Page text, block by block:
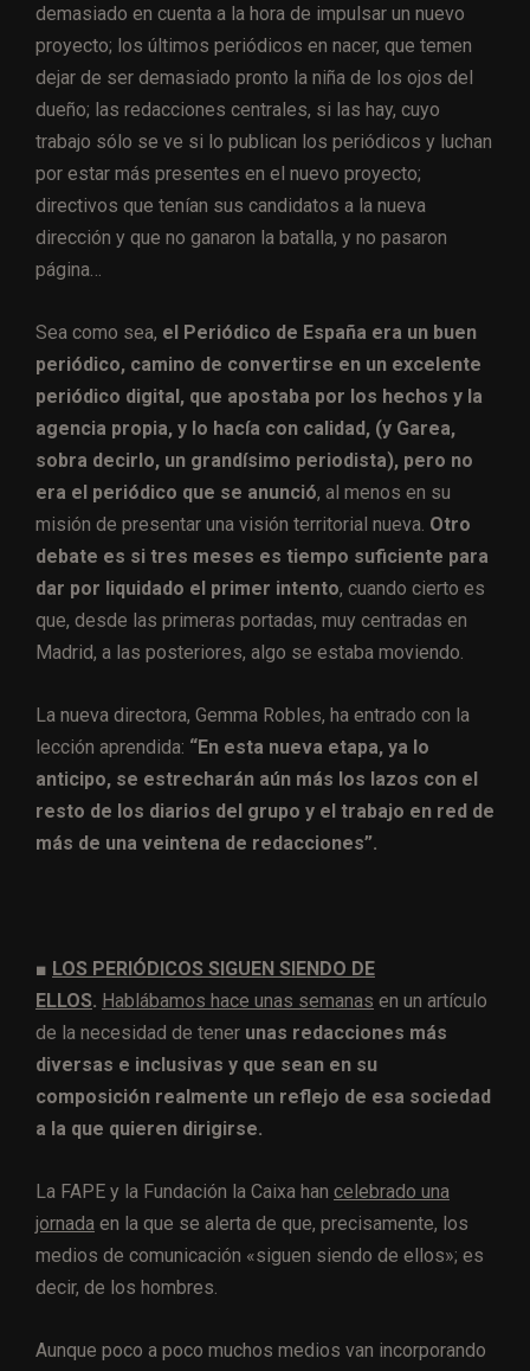
demasiado en cuenta a la hora de impulsar un nuevo
proyecto; los últimos periódicos en nacer, que temen
dejar de ser demasiado pronto la niña de los ojos del
dueño; las redacciones centrales, si las hay, cuyo
trabajo sólo se ve si lo publican los periódicos y luchan
por estar más presentes en el nuevo proyecto;
directivos que tenían sus candidatos a la nueva
dirección y que no ganaron la batalla, y no pasaron
página…
Sea como sea, el Periódico de España era un buen
periódico, camino de convertirse en un excelente
periódico digital, que apostaba por los hechos y la
agencia propia, y lo hacía con calidad, (y Garea,
sobra decirlo, un grandísimo periodista), pero no
era el periódico que se anunció, al menos en su
misión de presentar una visión territorial nueva. Otro
debate es si tres meses es tiempo suficiente para
dar por liquidado el primer intento, cuando cierto es
que, desde las primeras portadas, muy centradas en
Madrid, a las posteriores, algo se estaba moviendo.
La nueva directora, Gemma Robles, ha entrado con la
lección aprendida: “En esta nueva etapa, ya lo
anticipo, se estrecharán aún más los lazos con el
resto de los diarios del grupo y el trabajo en red de
más de una veintena de redacciones”.
■ LOS PERIÓDICOS SIGUEN SIENDO DE
ELLOS. Hablábamos hace unas semanas en un artículo
de la necesidad de tener unas redacciones más
diversas e inclusivas y que sean en su
composición realmente un reflejo de esa sociedad
a la que quieren dirigirse.
La FAPE y la Fundación la Caixa han celebrado una
jornada en la que se alerta de que, precisamente, los
medios de comunicación «siguen siendo de ellos»; es
decir, de los hombres.
Aunque poco a poco muchos medios van incorporando